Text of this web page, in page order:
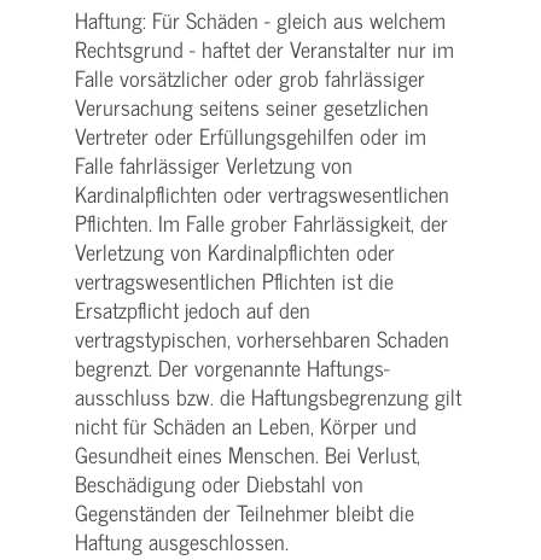
Haftung: Für Schäden - gleich aus welchem
Rechtsgrund - haftet der Veranstalter nur im
Falle vorsätzlicher oder grob fahrlässiger
Verursachung seitens seiner gesetzlichen
Vertreter oder Erfüllungsgehilfen oder im
Falle fahrlässiger Verletzung von
Kardinalpflichten oder vertrags­wesentlichen
Pflichten. Im Falle grober Fahrlässigkeit, der
Verletzung von Kardinalpflichten oder
vertrags­wesentlichen Pflichten ist die
Ersatzpflicht jedoch auf den
vertragstypischen, vorhersehbaren Schaden
begrenzt. Der vorgenannte Haftungs­
ausschluss bzw. die Haftungs­begrenzung gilt
nicht für Schäden an Leben, Körper und
Gesundheit eines Menschen. Bei Verlust,
Beschädigung oder Diebstahl von
Gegenständen der Teilnehmer bleibt die
Haftung ausgeschlossen.